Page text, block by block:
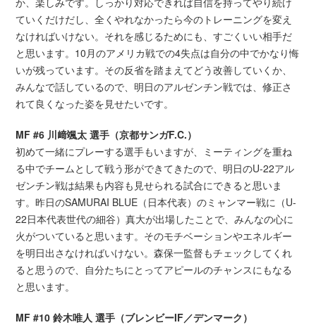
ていくだけだし、全くやれなかったら今のトレーニングを変え
なければいけない。それを感じるためにも、すごくいい相手だ
と思います。10月のアメリカ戦での4失点は自分の中でかなり悔
いが残っています。その反省を踏まえてどう改善していくか、
みんなで話しているので、明日のアルゼンチン戦では、修正さ
れて良くなった姿を見せたいです。
MF #6 川﨑颯太 選手（京都サンガF.C.）
初めて一緒にプレーする選手もいますが、ミーティングを重ね
る中でチームとして戦う形ができてきたので、明日のU-22アル
ゼンチン戦は結果も内容も見せられる試合にできると思いま
す。昨日のSAMURAI BLUE（日本代表）のミャンマー戦に（U-
22日本代表世代の細谷）真大が出場したことで、みんなの心に
火がついていると思います。そのモチベーションやエネルギー
を明日出さなければいけない。森保一監督もチェックしてくれ
ると思うので、自分たちにとってアピールのチャンスにもなる
と思います。
MF #10 鈴木唯人 選手（ブレンビーIF／デンマーク）